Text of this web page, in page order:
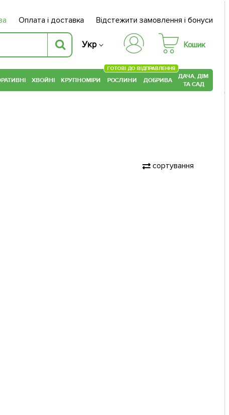
Оплата і доставка Відстежити замовлення і бонуси
Укр Кошик
ХВОЙНІ КРУПНОМІРИ РОСЛИНИ
ГОТОВІ ДО ВІДПРАВЛЕННЯ
ДОБРИВА
ДАЧА, ДІМ
ТА САД
сортування